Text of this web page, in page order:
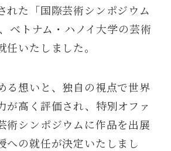
れた「国際芸術シンポジウム
ベトナム・ハノイ大学の芸術
いたしました。
る想いと、独自の視点で世界
が高く評価され、特別オファ
術シンポジウムに作品を出展
への就任が決定いたしまし